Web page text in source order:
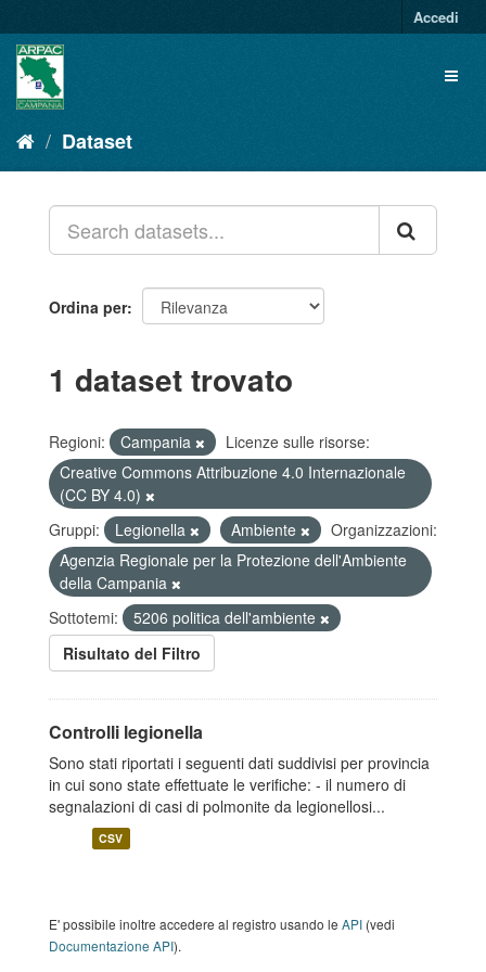
al
contenuto
Accedi
Dataset
Ordina per
1 dataset trovato
Regioni: Campania
Licenze sulle risorse:
Creative Commons Attribuzione 4.0 Internazionale
(CC BY 4.0)
Gruppi:
Legionella Ambiente
Organizzazioni:
Agenzia Regionale per la Protezione dell'Ambiente
della Campania
Sottotemi:
5206 politica dell'ambiente
Risultato del Filtro
Controlli legionella
Sono stati riportati i seguenti dati suddivisi per provincia
in cui sono state effettuate le verifiche: - il numero di
segnalazioni di casi di polmonite da legionellosi...
CSV
E' possibile inoltre accedere al registro usando le API (vedi
Documentazione API).